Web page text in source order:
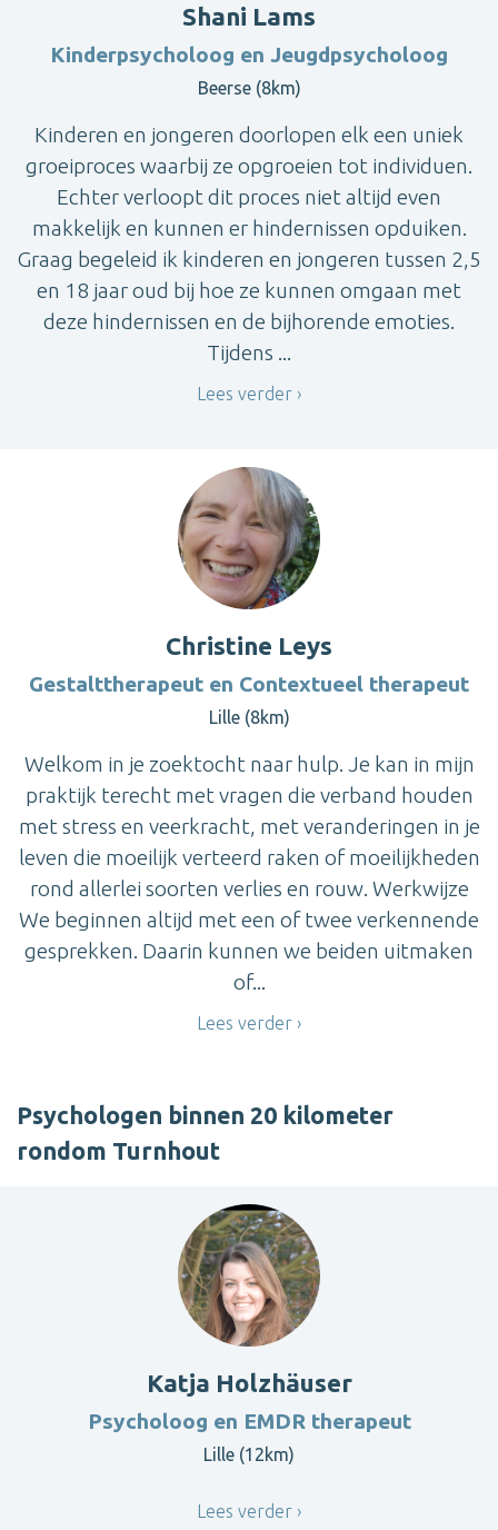
Shani Lams
Kinderpsycholoog en Jeugdpsycholoog
Beerse (8km)
Kinderen en jongeren doorlopen elk een uniek
groeiproces waarbij ze opgroeien tot individuen.
Echter verloopt dit proces niet altijd even
makkelijk en kunnen er hindernissen opduiken.
Graag begeleid ik kinderen en jongeren tussen 2,5
en 18 jaar oud bij hoe ze kunnen omgaan met
deze hindernissen en de bijhorende emoties.
Tijdens ...
Lees verder
Christine Leys
Gestalttherapeut en Contextueel therapeut
Lille (8km)
Welkom in je zoektocht naar hulp. Je kan in mijn
praktijk terecht met vragen die verband houden
met stress en veerkracht, met veranderingen in je
leven die moeilijk verteerd raken of moeilijkheden
rond allerlei soorten verlies en rouw. Werkwijze
We beginnen altijd met een of twee verkennende
gesprekken. Daarin kunnen we beiden uitmaken
of...
Lees verder
Psychologen binnen 20 kilometer
rondom Turnhout
Katja Holzhäuser
Psycholoog en EMDR therapeut
Lille (12km)
Lees verder